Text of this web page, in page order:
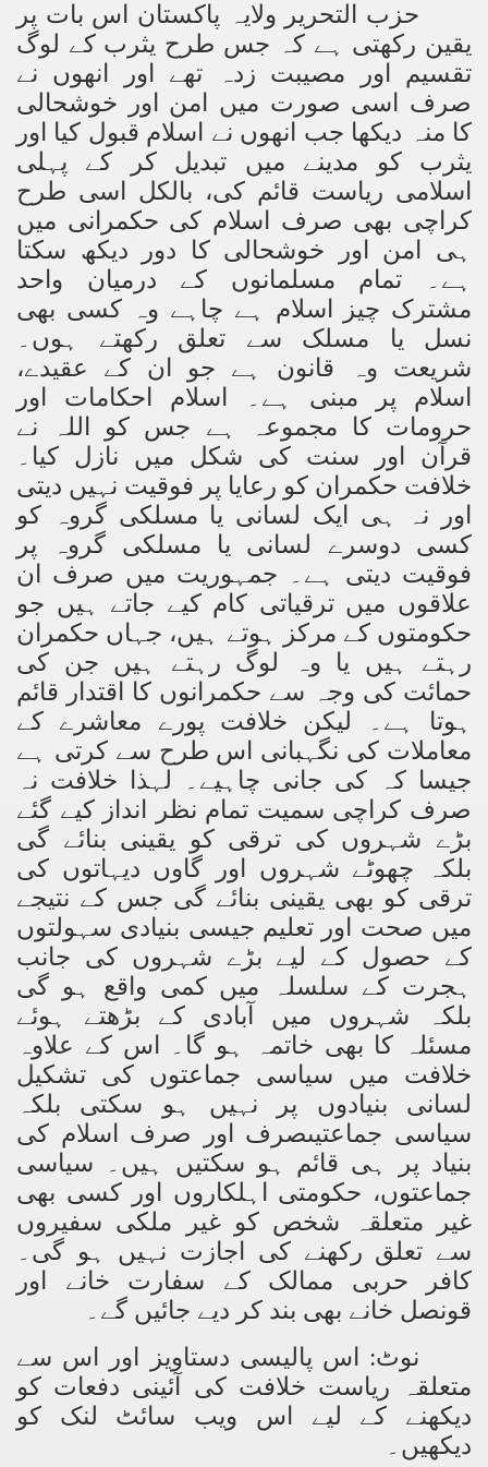
حزب التحریر ولایہ پاکستان اس بات پر
یقین رکھتی ہے کہ جس طرح یثرب کے لوگ
تقسیم اور مصیبت زدہ تھے اور انھوں نے
صرف اسی صورت میں امن اور خوشحالی
کا منہ دیکھا جب انھوں نے اسلام قبول کیا اور
یثرب کو مدینے میں تبدیل کر کے پہلی
اسلامی ریاست قائم کی، بالکل اسی طرح
کراچی بھی صرف اسلام کی حکمرانی میں
ہی امن اور خوشحالی کا دور دیکھ سکتا
ہے۔ تمام مسلمانوں کے درمیان واحد
مشترک چیز اسلام ہے چاہے وہ کسی بھی
نسل یا مسلک سے تعلق رکھتے ہوں۔
شریعت وہ قانون ہے جو ان کے عقیدے،
اسلام پر مبنی ہے۔ اسلام احکامات اور
حرومات کا مجموعہ ہے جس کو اللہ نے
قرآن اور سنت کی شکل میں نازل کیا۔
خلافت حکمران کو رعایا پر فوقیت نہیں دیتی
اور نہ ہی ایک لسانی یا مسلکی گروہ کو
کسی دوسرے لسانی یا مسلکی گروہ پر
فوقیت دیتی ہے۔ جمہوریت میں صرف ان
علاقوں میں ترقیاتی کام کیے جاتے ہیں جو
حکومتوں کے مرکز ہوتے ہیں، جہاں حکمران
رہتے ہیں یا وہ لوگ رہتے ہیں جن کی
حمائت کی وجہ سے حکمرانوں کا اقتدار قائم
ہوتا ہے۔ لیکن خلافت پورے معاشرے کے
معاملات کی نگہبانی اس طرح سے کرتی ہے
جیسا کہ کی جانی چاہیے۔ لہذا خلافت نہ
صرف کراچی سمیت تمام نظر انداز کیے گئے
بڑے شہروں کی ترقی کو یقینی بنائے گی
بلکہ چھوٹے شہروں اور گاوں دیہاتوں کی
ترقی کو بھی یقینی بنائے گی جس کے نتیجے
میں صحت اور تعلیم جیسی بنیادی سہولتوں
کے حصول کے لیے بڑے شہروں کی جانب
ہجرت کے سلسلہ میں کمی واقع ہو گی
بلکہ شہروں میں آبادی کے بڑھتے ہوئے
مسئلہ کا بھی خاتمہ ہو گا۔ اس کے علاوہ
خلافت میں سیاسی جماعتوں کی تشکیل
لسانی بنیادوں پر نہیں ہو سکتی بلکہ
سیاسی جماعتیںصرف اور صرف اسلام کی
بنیاد پر ہی قائم ہو سکتیں ہیں۔ سیاسی
جماعتوں، حکومتی اہلکاروں اور کسی بھی
غیر متعلقہ شخص کو غیر ملکی سفیروں
سے تعلق رکھنے کی اجازت نہیں ہو گی۔
کافر حربی ممالک کے سفارت خانے اور
قونصل خانے بھی بند کر دیے جائیں گے۔
نوٹ: اس پالیسی دستاویز اور اس سے
متعلقہ ریاست خلافت کی آئینی دفعات کو
دیکھنے کے لیے اس ویب سائٹ لنک کو
دیکھیں۔